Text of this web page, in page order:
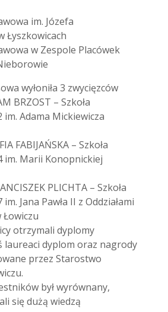
im. Józefa
Łyszkowicach
w Zespole Placówek
wyłoniła 3 zwycięzców
BRZOST – Szkoła
Adama Mickiewicza
FABIJAŃSKA – Szkoła
im. Marii Konopnickiej
PLICHTA – Szkoła
Jana Pawła II z Oddziałami
otrzymali dyplomy
laureaci dyplom oraz nagrody
przez Starostwo
był wyrównany,
się dużą wiedzą